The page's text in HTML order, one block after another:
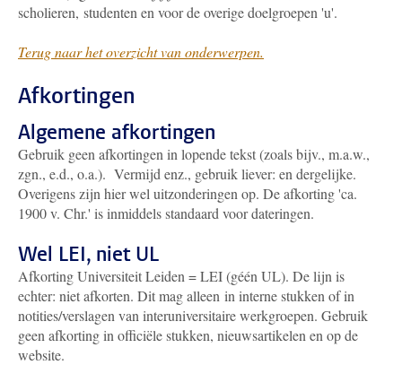
scholieren, studenten en voor de overige doelgroepen 'u'.
Terug naar het overzicht van onderwerpen.
Afkortingen
Algemene afkortingen
Gebruik geen afkortingen in lopende tekst (zoals bijv., m.a.w.,
zgn., e.d., o.a.). Vermijd enz., gebruik liever: en dergelijke.
Overigens zijn hier wel uitzonderingen op. De afkorting 'ca.
1900 v. Chr.' is inmiddels standaard voor dateringen.
Wel LEI, niet UL
Afkorting Universiteit Leiden = LEI (géén UL). De lijn is
echter: niet afkorten. Dit mag alleen in interne stukken of in
notities/verslagen van interuniversitaire werkgroepen. Gebruik
geen afkorting in officiële stukken, nieuwsartikelen en op de
website.